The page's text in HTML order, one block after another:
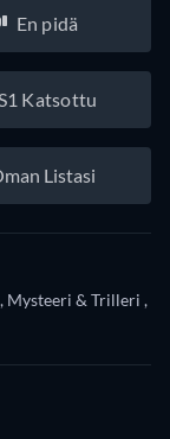
En pidä
S1 Katsottu
Listasi
Mysteeri & Trilleri ,